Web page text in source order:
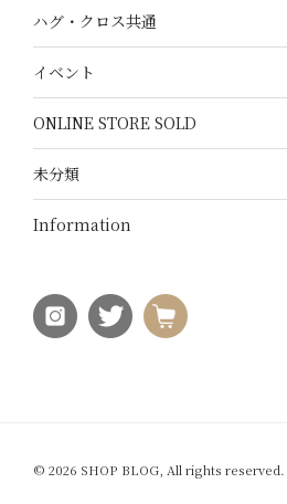
ハグ・クロス共通
イベント
ONLINE STORE SOLD
未分類
Information
© 2026 SHOP BLOG, All rights reserved.